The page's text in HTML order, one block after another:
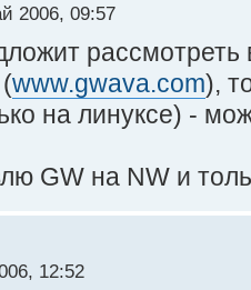
2006, 09:57
рассмотреть
www.gwava.com),
на линуксе) -
GW на NW и
12:52